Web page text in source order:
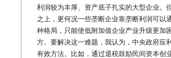
利润较为丰厚、资产底子扎实的大型企业。
之上，更何况一些垄断企业靠垄断利润可以
种格局，只能使低附加值企业产业升级更加
方。要解决这一难题，我认为，中央政府应
有效方法。比如，通过退税鼓励民间资本创